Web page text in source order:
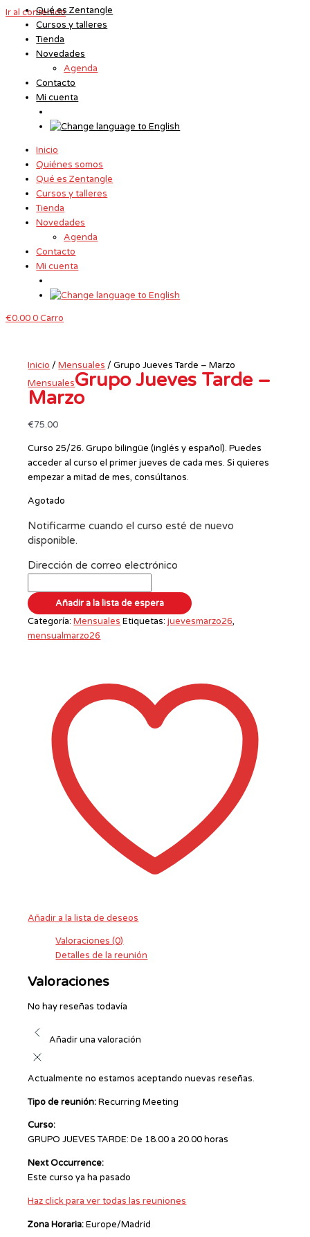
Ir al contenidoQué es Zentangle
Cursos y talleres
Tienda
Novedades
Agenda
Contacto
Mi cuenta
Inicio
Quiénes somos
Qué es Zentangle
Cursos y talleres
Tienda
Novedades
Agenda
Contacto
Mi cuenta
€0.000Carro
Inicio /Mensuales / Grupo Jueves Tarde – Marzo
MensualesGrupo Jueves Tarde –
Marzo
€75.00
Curso 25/26. Grupo bilingüe (inglés y español). Puedes
acceder al curso el primer jueves de cada mes. Si quieres
empezar a mitad de mes, consúltanos.
Agotado
Notificarme cuando el curso esté de nuevo
disponible.
Dirección de correo electrónico
Categoría:Mensuales Etiquetas:juevesmarzo26,
mensualmarzo26
Añadir a la lista de deseos
Valoraciones (0)
Detalles de la reunión
Valoraciones
No hay reseñas todavía
Añadir una valoración
Actualmente no estamos aceptando nuevas reseñas.
Tipo de reunión:Recurring Meeting
Curso:
GRUPO JUEVES TARDE: De 18.00 a 20.00 horas
Next Occurrence:
Este curso ya ha pasado
Haz click para ver todas las reuniones
Zona Horaria:Europe/Madrid